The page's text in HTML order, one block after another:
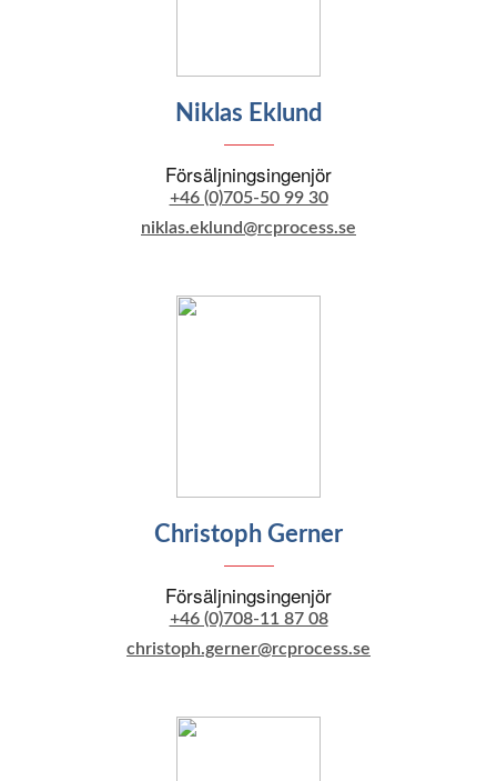
Niklas Eklund
Försäljningsingenjör
+46 (0)705-50 99 30
niklas.eklund@rcprocess.se
Christoph Gerner
Försäljningsingenjör
+46 (0)708-11 87 08
christoph.gerner@rcprocess.se